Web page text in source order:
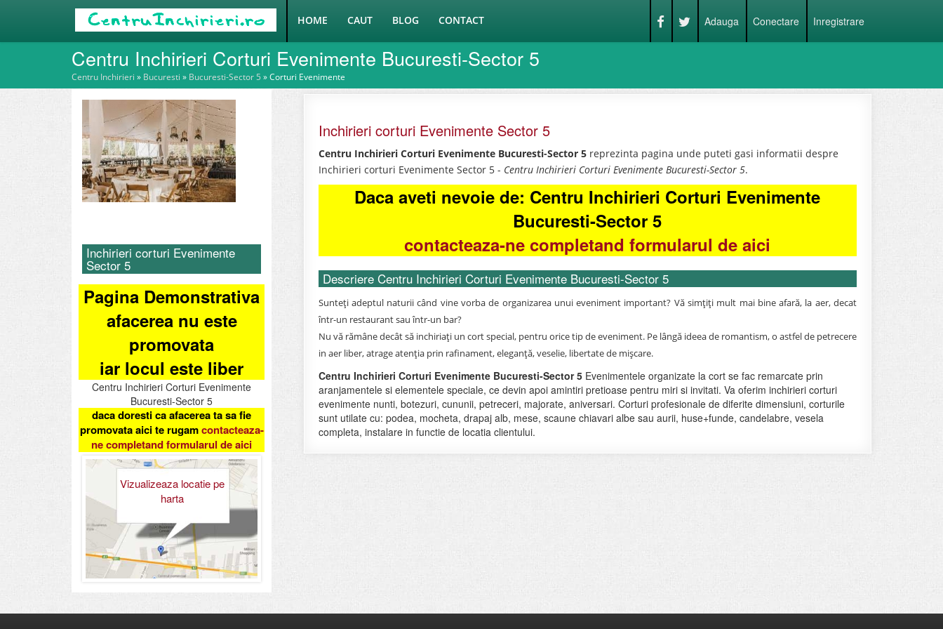
Adauga Conectare Inregistrare
HOME CAUT BLOG CONTACT
Centru Inchirieri Corturi Evenimente Bucuresti-Sector 5
Centru Inchirieri » Bucuresti » Bucuresti-Sector 5 »Corturi Evenimente
Inchirieri corturi Evenimente
Sector 5
Pagina Demonstrativa
afacerea nu este
promovata
iar locul este liber
Centru Inchirieri Corturi Evenimente
Bucuresti-Sector 5
daca doresti ca afacerea ta sa fie
promovata aici te rugamcontacteaza-
ne completand formularul de aici
Vizualizeaza locatie pe
harta
Inchirieri corturi Evenimente Sector 5
Centru Inchirieri Corturi Evenimente Bucuresti-Sector 5reprezinta pagina unde puteti gasi informatii despre
Inchirieri corturi Evenimente Sector 5 - Centru Inchirieri Corturi Evenimente Bucuresti-Sector 5.
Daca aveti nevoie de: Centru Inchirieri Corturi Evenimente
Bucuresti-Sector 5
contacteaza-ne completand formularul de aici
Descriere Centru Inchirieri Corturi Evenimente Bucuresti-Sector 5
Sunteţi adeptul naturii când vine vorba de organizarea unui eveniment important? Vă simţiţi mult mai bine afară, la aer, decat
într-un restaurant sau într-un bar?
Nu vă rămâne decât să inchiriați un cort special, pentru orice tip de eveniment. Pe lângă ideea de romantism, o astfel de petrecere
in aer liber, atrage atenţia prin rafinament, eleganţă, veselie, libertate de mişcare.
Centru Inchirieri Corturi Evenimente Bucuresti-Sector 5Evenimentele organizate la cort se fac remarcate prin
aranjamentele si elementele speciale, ce devin apoi amintiri pretioase pentru miri si invitati. Va oferim inchirieri corturi
evenimente nunti, botezuri, cununii, petreceri, majorate, aniversari. Corturi profesionale de diferite dimensiuni, corturile
sunt utilate cu: podea, mocheta, drapaj alb, mese, scaune chiavari albe sau aurii, huse+funde, candelabre, vesela
completa, instalare in functie de locatia clientului.